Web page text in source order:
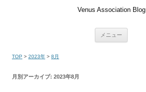
Venus Association Blog
メニュー
TOP > 2023年 > 8月
月別アーカイブ: 2023年8月